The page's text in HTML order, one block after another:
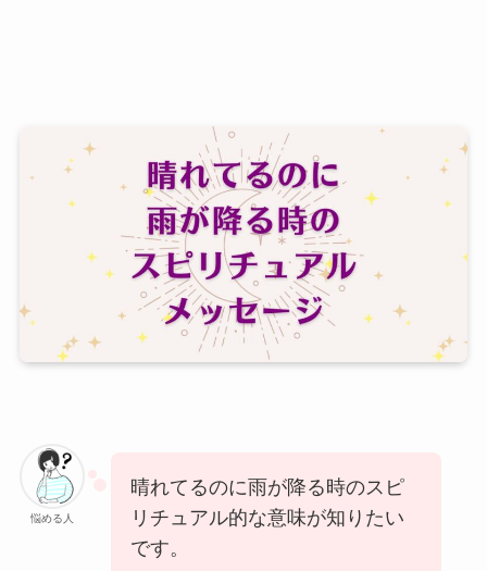
悩める人
晴れてるのに雨が降る時のスピ
リチュアル的な意味が知りたい
です。